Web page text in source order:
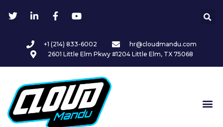
+1 (214) 833-6002
hr@cloudmandu.com
2601 Little Elm Pkwy #1204 Little Elm, TX 75068